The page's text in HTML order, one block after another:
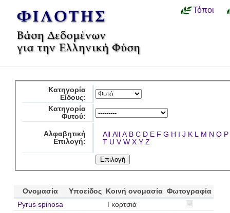
Τόποι
Κατηγορία
Είδους:
Κατηγορία
Φυτού:
Αλφαβητική
Επιλογή:
All All A B C D E F G H I J K L M N O P
T U V W X Y Z
Ονομασία Υποείδος Κοινή ονομασία Φωτογραφία
Pyrus spinosa
Γκορτσιά